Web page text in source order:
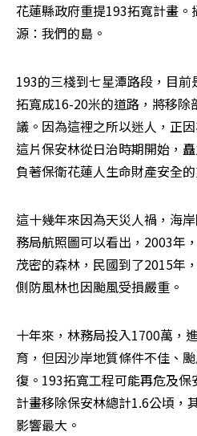
花蓮縣政府重提193拓寬計畫
源：我們的島。
193的三棧到七星潭路段，目
拓寬成16-20米的道路，將移除
議。因為這裡之所以迷人，正
這片保安林從日治時期開始，
負著保衛花蓮人生命財產安全
這十幾年來因為天災人禍，海
務局航照圖可以看出，2003年
茂密的森林，民國到了2015年
側防風林也因颱風受損嚴重。
十年來，林務局投入1700萬，
育，但因沙岸地質條件不佳、
復。193拓寬工程可能再危及保
計畫移除保安林總計1.6公頃，
影響最大。